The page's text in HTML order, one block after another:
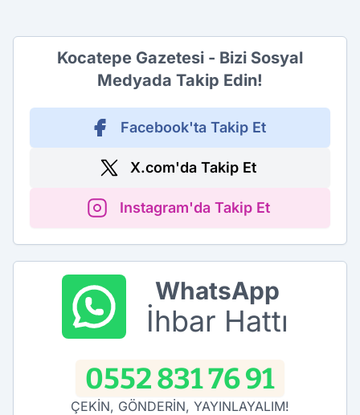
Kocatepe Gazetesi - Bizi Sosyal
Medyada Takip Edin!
Facebook'ta Takip Et
X.com'da Takip Et
Instagram'da Takip Et
WhatsApp
İhbar Hattı
0552 831 76 91
ÇEKİN, GÖNDERİN, YAYINLAYALIM!